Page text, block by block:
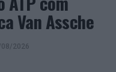
formar
Van Assche
08/2026